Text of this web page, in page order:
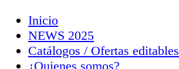
Inicio
NEWS 2025
Catálogos / Ofertas editables
¿Quienes somos?